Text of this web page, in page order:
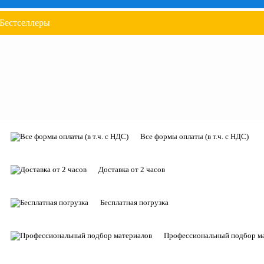
Бестселлеры
Все формы оплаты (в т.ч. с НДС)
Доставка от 2 часов
Бесплатная погрузка
Профессиональный подбор